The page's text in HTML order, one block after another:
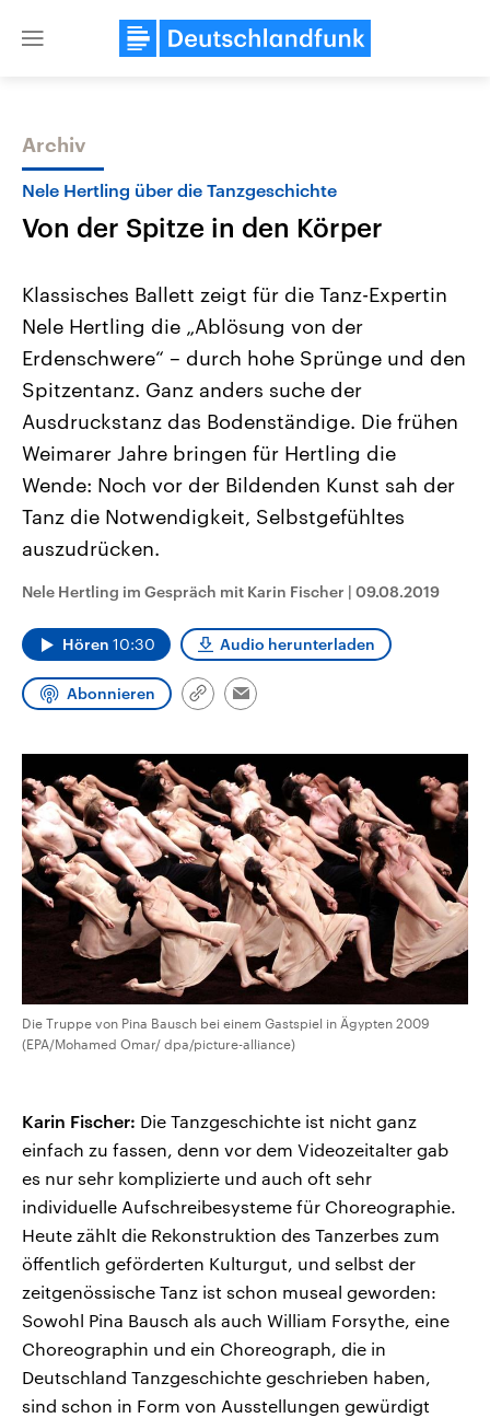
Close
Themen
Landtagswahl Sachsen-Anhalt
2026
Alle Informationen
Sachsen-Anhalt wählt am 6.
September 2026 einen neuen
Landtag. Seit 2021 wird das
Bundesland von einer Koalition aus
Umfragen, Prognosen,
Wahlprogramme, aktuelle Berichte
und Hintergründe zu den Parteien
Wahl.
USA
Aktuelle Beiträge,
Hintergründe
Wirtschaftlich und
gehören die Vereinigten
den mächtigsten Ländern
mit großem Einfluss auf
Sendungen
Archiv
Nele Hertling über die Tanzgeschichte
Von der Spitze in den Körper
Klassisches Ballett zeigt für die Tanz-Expertin
Nele Hertling die „Ablösung von der
Erdenschwere“ – durch hohe Sprünge und den
Spitzentanz. Ganz anders suche der
Ausdruckstanz das Bodenständige. Die frühen
Weimarer Jahre bringen für Hertling die
Wende: Noch vor der Bildenden Kunst sah der
Tanz die Notwendigkeit, Selbstgefühltes
auszudrücken.
Nele Hertling im Gespräch mit Karin Fischer | 09.08.2019
Hören 10:30 Audio herunterladen
Abonnieren
Link
Email
Die Truppe von Pina Bausch bei einem Gastspiel in Ägypten 2009
(EPA/Mohamed Omar/ dpa/picture-alliance)
Karin Fischer: Die Tanzgeschichte ist nicht ganz
einfach zu fassen, denn vor dem Videozeitalter gab
es nur sehr komplizierte und auch oft sehr
individuelle Aufschreibesysteme für Choreographie.
Heute zählt die Rekonstruktion des Tanzerbes zum
öffentlich geförderten Kulturgut, und selbst der
zeitgenössische Tanz ist schon museal geworden:
Sowohl Pina Bausch als auch William Forsythe, eine
Choreographin und ein Choreograph, die in
Deutschland Tanzgeschichte geschrieben haben,
sind schon in Form von Ausstellungen gewürdigt